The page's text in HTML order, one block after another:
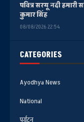
CATEGORIES
Ayodhya News
National
पर्यटन
पवित्र सरयू नदी
कुमार सिंह
08/08/2026 22:54